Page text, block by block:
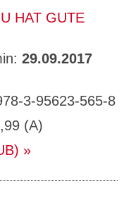
HAT GUTE
29.09.2017
3-95623-565-8
(A)